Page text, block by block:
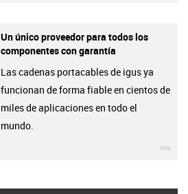
Un único proveedor para todos los
componentes con garantía
Las cadenas portacables de igus ya
funcionan de forma fiable en cientos de
miles de aplicaciones en todo el
mundo.